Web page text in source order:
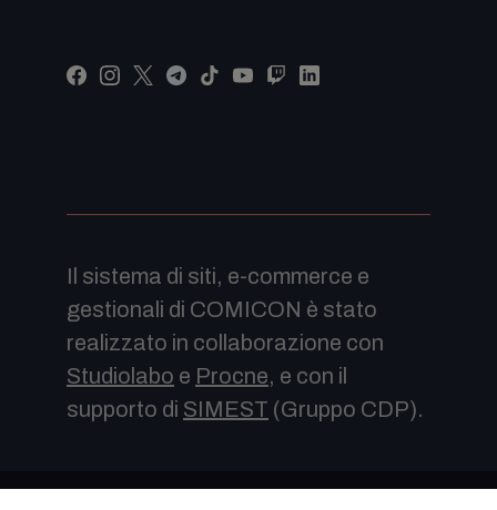
Il sistema di siti, e-commerce e
gestionali di COMICON è stato
realizzato in collaborazione con
Studiolabo e Procne, e con il
supporto di SIMEST (Gruppo CDP).